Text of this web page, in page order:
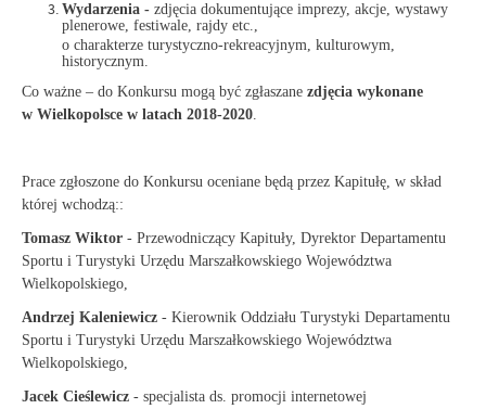
Wydarzenia - zdjęcia dokumentujące imprezy, akcje, wystawy
plenerowe, festiwale, rajdy etc.,
o charakterze turystyczno-rekreacyjnym, kulturowym,
historycznym.
Co ważne – do Konkursu mogą być zgłaszane zdjęcia wykonane
w Wielkopolsce w latach 2018-2020.
Prace zgłoszone do Konkursu oceniane będą przez Kapitułę, w skład
której wchodzą::
Tomasz Wiktor - Przewodniczący Kapituły, Dyrektor Departamentu
Sportu i Turystyki Urzędu Marszałkowskiego Województwa
Wielkopolskiego,
Andrzej Kaleniewicz - Kierownik Oddziału Turystyki Departamentu
Sportu i Turystyki Urzędu Marszałkowskiego Województwa
Wielkopolskiego,
Jacek Cieślewicz - specjalista ds. promocji internetowej